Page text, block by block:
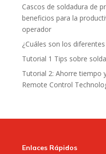
Cascos de soldadura de
beneficios para la
operador
¿Cuáles son los
Tutorial 1 Tips sobre
Tutorial 2: Ahorre tiempo
Remote Control
Enlaces Rápidos